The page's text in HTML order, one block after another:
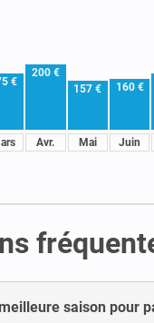
€
200 €
Avr.
157 €
Mai
160 €
Juin
saison pour